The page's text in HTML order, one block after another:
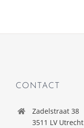
CONTACT
Zadelstraat 38
3511 LV Utrecht